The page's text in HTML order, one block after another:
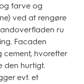
farve og
ved at rengøre
ru
Facaden
hvorefter
den hurtigt.
evt. et